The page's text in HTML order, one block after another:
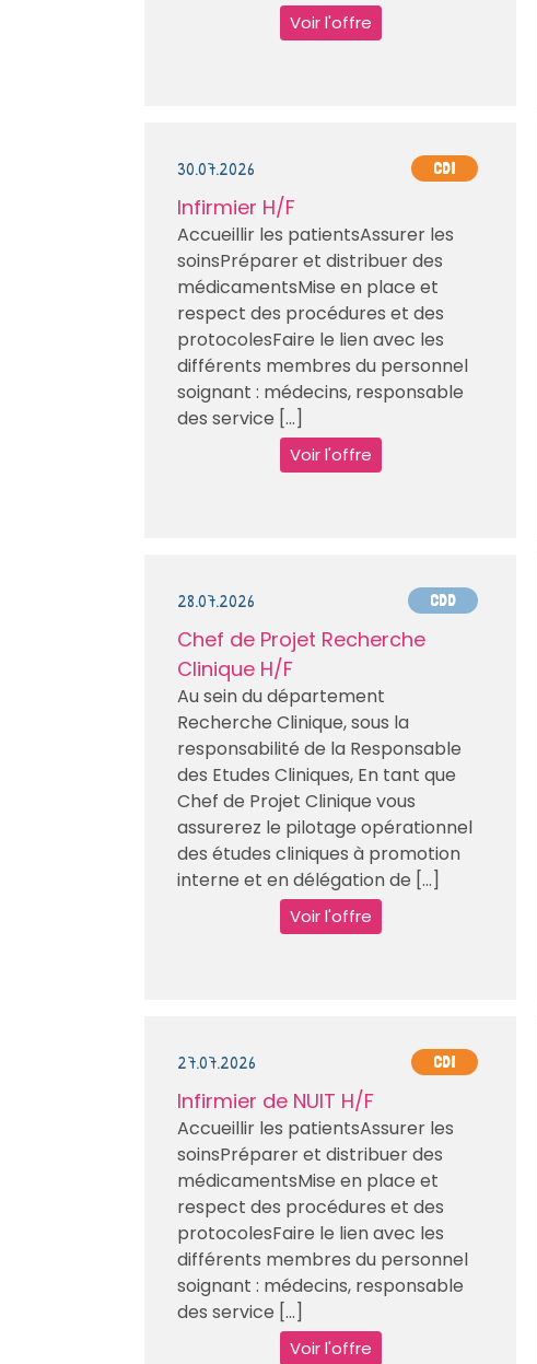
Voir l'offre
30.07.2026 CDI
Infirmier H/F
Accueillir les patientsAssurer les
soinsPréparer et distribuer des
médicamentsMise en place et
respect des procédures et des
protocolesFaire le lien avec les
différents membres du personnel
soignant : médecins, responsable
des service [...]
Voir l'offre
28.07.2026 CDD
Chef de Projet Recherche
Clinique H/F
Au sein du département
Recherche Clinique, sous la
responsabilité de la Responsable
des Etudes Cliniques, En tant que
Chef de Projet Clinique vous
assurerez le pilotage opérationnel
des études cliniques à promotion
interne et en délégation de [...]
Voir l'offre
27.07.2026 CDI
Infirmier de NUIT H/F
Accueillir les patientsAssurer les
soinsPréparer et distribuer des
médicamentsMise en place et
respect des procédures et des
protocolesFaire le lien avec les
différents membres du personnel
soignant : médecins, responsable
des service [...]
Voir l'offre